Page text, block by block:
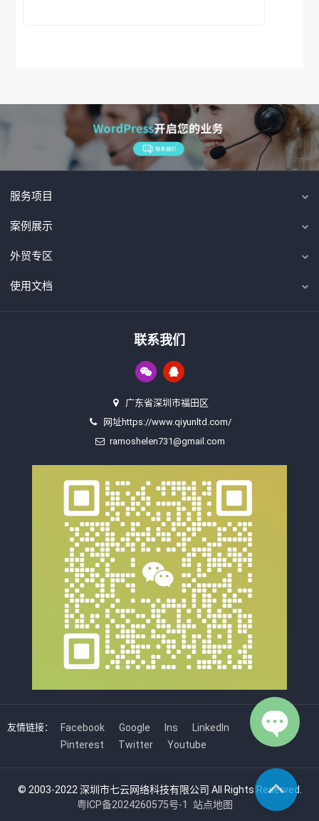
服务项目
案例展示
外贸专区
使用文档
联系我们
广东省深圳市福田区
网址https://www.qiyunltd.com/
ramoshelen731@gmail.com
友情链接： Facebook Google Ins
LinkedIn
Pinterest
Twitter Youtube
© 2003-2022 深圳市七云网络科技有限公司 All Rights Reserved.
粤ICP备2024260575号-1
站点地图